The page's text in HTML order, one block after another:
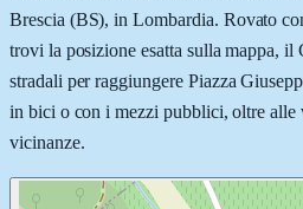
Brescia (BS), in Lombardia. Rovato
trovi la posizione esatta sulla mappa,
stradali per raggiungere Piazza
in bici o con i mezzi pubblici, oltre alle
vicinanze.